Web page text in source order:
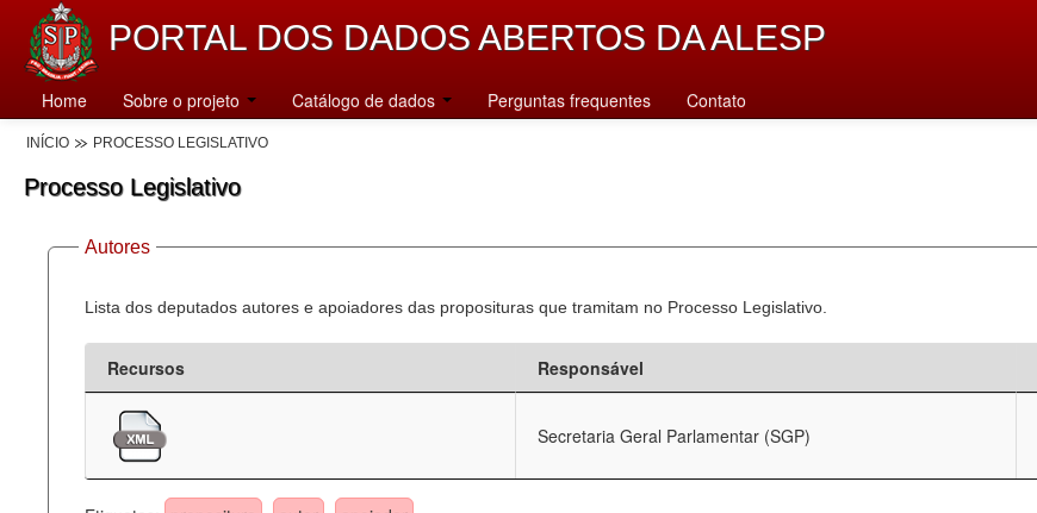
PORTAL DOS DADOS ABERTOS DA ALESP
Home Sobre o projeto Catálogo de dados Perguntas frequentes Contato
INÍCIO PROCESSO LEGISLATIVO
Processo Legislativo
Autores
Lista dos deputados autores e apoiadores das proposituras que tramitam no Processo Legislativo.
Recursos Responsável
Secretaria Geral Parlamentar (SGP)